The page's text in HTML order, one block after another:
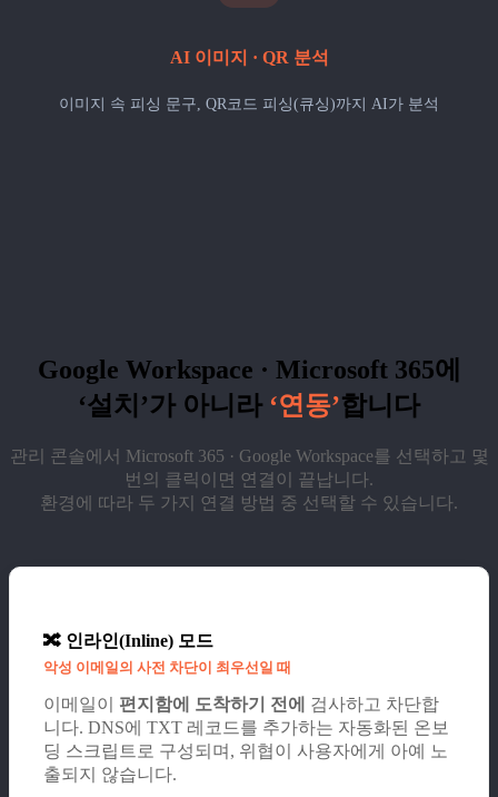
AI 이미지 · QR 분석
이미지 속 피싱 문구, QR코드 피싱(큐싱)까지 AI가 분석
Google Workspace · Microsoft 365에
‘설치’가 아니라 ‘연동’합니다
관리 콘솔에서 Microsoft 365 · Google Workspace를 선택하고 몇
번의 클릭이면 연결이 끝납니다.
환경에 따라 두 가지 연결 방법 중 선택할 수 있습니다.
🔀 인라인(Inline) 모드
악성 이메일의 사전 차단이 최우선일 때
이메일이 편지함에 도착하기 전에
검사하고 차단합
니다. DNS에 TXT 레코드를 추가하는 자동화된 온보
딩 스크립트로 구성되며, 위협이 사용자에게 아예 노
출되지 않습니다.